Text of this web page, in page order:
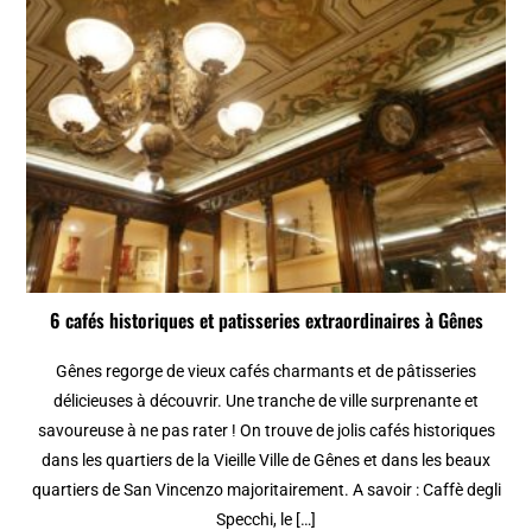
6 cafés historiques et patisseries extraordinaires à Gênes
Gênes regorge de vieux cafés charmants et de pâtisseries
délicieuses à découvrir. Une tranche de ville surprenante et
savoureuse à ne pas rater ! On trouve de jolis cafés historiques
dans les quartiers de la Vieille Ville de Gênes et dans les beaux
quartiers de San Vincenzo majoritairement. A savoir : Caffè degli
Specchi, le […]